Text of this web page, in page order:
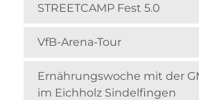
STREETCAMP Fest 5.0
VfB-Arena-Tour
Ernährungswoche mit der
im Eichholz Sindelfingen